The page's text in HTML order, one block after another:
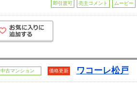
即引渡可 売主コメント ムービー
中古マンション 価格更新 ワコーレ松戸